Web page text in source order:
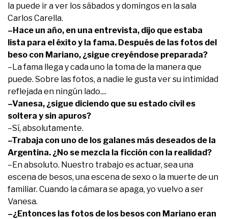
la puede ir a ver los sábados y domingos en la sala
Carlos Carella.
–Hace un año, en una entrevista, dijo que estaba
lista para el éxito y la fama. Después de las fotos del
beso con Mariano, ¿sigue creyéndose preparada?
–La fama llega y cada uno la toma de la manera que
puede. Sobre las fotos, a nadie le gusta ver su intimidad
reflejada en ningún lado....
–Vanesa, ¿sigue diciendo que su estado civil es
soltera y sin apuros?
–Sí, absolutamente.
–Trabaja con uno de los galanes más deseados de la
Argentina. ¿No se mezcla la ficción con la realidad?
–En absoluto. Nuestro trabajo es actuar, sea una
escena de besos, una escena de sexo o la muerte de un
familiar. Cuando la cámara se apaga, yo vuelvo a ser
Vanesa.
–¿Entonces las fotos de los besos con Mariano eran